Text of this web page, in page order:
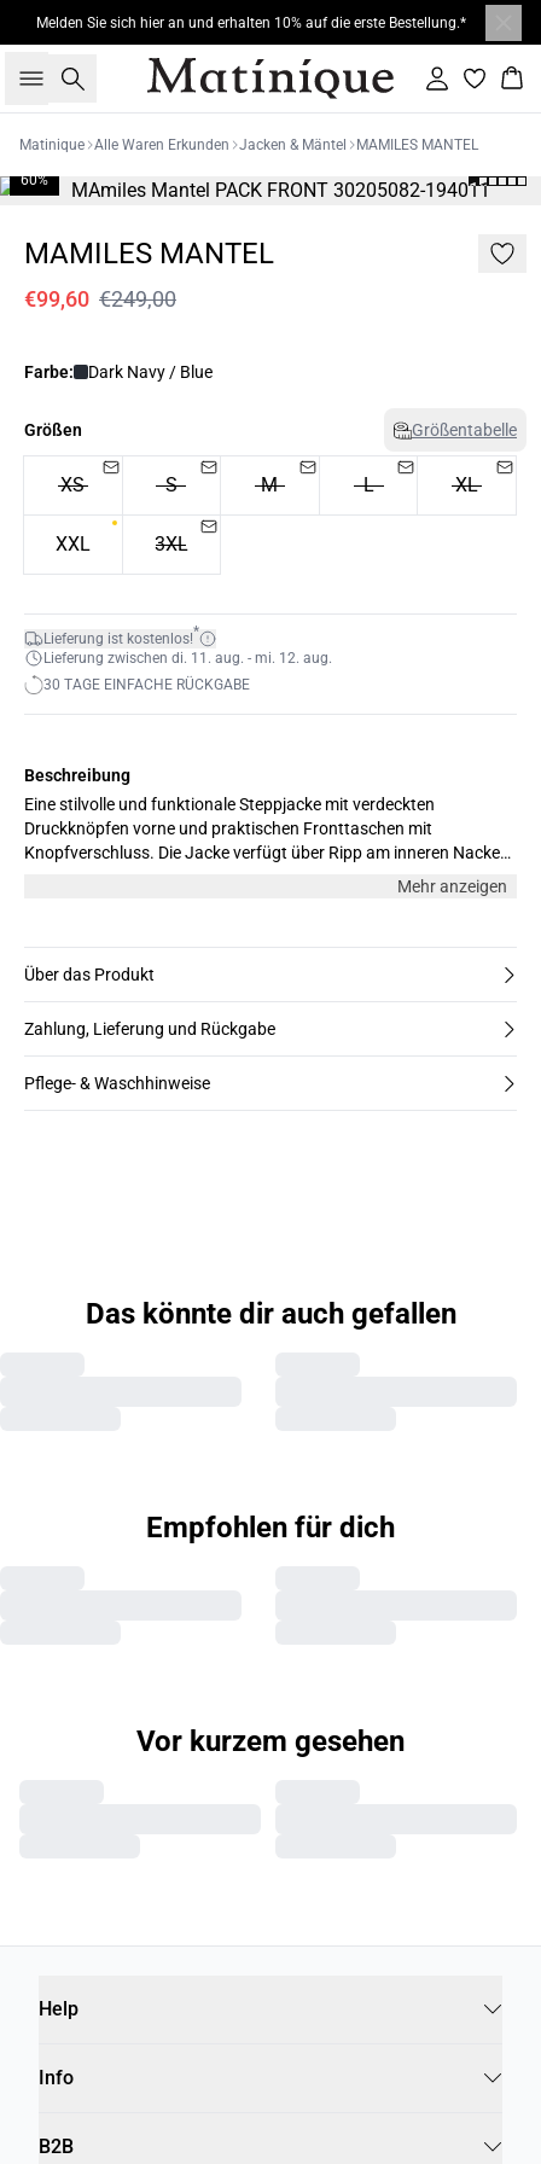
Melden Sie sich hier an und erhalten 10% auf die erste Bestellung.*
Suche Einloggen
Matinique Alle Waren Erkunden Jacken & Mäntel MAMILES MANTEL
60%
MAMILES MANTEL
€99,60 €249,00
Farbe: Dark Navy / Blue
Größen Größentabelle
XS S M L XL
XXL 3XL
Lieferung ist kostenlos!*
Lieferung zwischen di. 11. aug. - mi. 12. aug.
30 TAGE EINFACHE RÜCKGABE
Beschreibung
Eine stilvolle und funktionale Steppjacke mit verdeckten
Druckknöpfen vorne und praktischen Fronttaschen mit
Knopfverschluss. Die Jacke verfügt über Ripp am inneren Nacken
für zusätzlichen Komfort sowie Innentaschen mit Reißverschluss,
vereint. Our model is 189 cm/6’2” and is wearing size L.
Mehr anzeigen
Über das Produkt
Zahlung, Lieferung und Rückgabe
Pflege- & Waschhinweise
Das könnte dir auch gefallen
Empfohlen für dich
Vor kurzem gesehen
Help
Info
B2B